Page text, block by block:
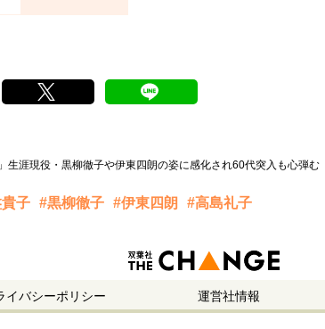
生涯現役・黒柳徹子や伊東四朗の姿に感化され60代突入も心弾む
子 #黒柳徹子 #伊東四朗 #高島礼子
イバシーポリシー 運営社情報